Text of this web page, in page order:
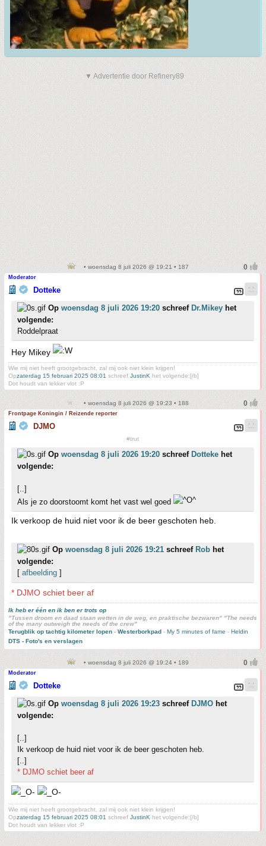
▼ Advertentie door Refinery89
• woensdag 8 juli 2026 @ 19:21 • 187
Moderator
Dotteke
Op woensdag 8 juli 2026 19:20 schreef Dr.Mikey het
volgende:
Roddelpraat
Hey Mikey
Wie mij niet heeft grootgebracht, zal mij ook niet klein krijgen!
Opzaterdag 15 februari 2025 08:01 schreef JustinK het volgende:[/b]
Dot houdt van lekker vlot :P
• woensdag 8 juli 2026 @ 19:23 • 188
Frontpage Koningin / Reizende reporter
DJMO
#trut
Op woensdag 8 juli 2026 19:20 schreef Dotteke het
volgende:
[..]
Als je zo doorstoomt komt het vast wel goed
Ik verkoop de huid niet voor ik de beer geschoten heb.
Op woensdag 8 juli 2026 19:21 schreef Rob het
volgende:
[ afbeelding ]
* DJMO schiet beer af
Ik heb er één en ik ben er trots op
"Tussen droom en daad staan wetten in de weg, en praktische bezwaren" "The needs
of the many outweigh the needs of the crew"
Terugblik op tachtig kilometer lopen - Westerborkpad - My 5 minutes of fame - Heldin
DTS - Foto's en verslagen
• woensdag 8 juli 2026 @ 19:24 • 189
Moderator
Dotteke
Op woensdag 8 juli 2026 19:23 schreef DJMO het
volgende:
[..]
Ik verkoop de huid niet voor ik de beer geschoten heb.
[..]
* DJMO schiet beer af
Wie mij niet heeft grootgebracht, zal mij ook niet klein krijgen!
Opzaterdag 15 februari 2025 08:01 schreef JustinK het volgende:[/b]
Dot houdt van lekker vlot :P